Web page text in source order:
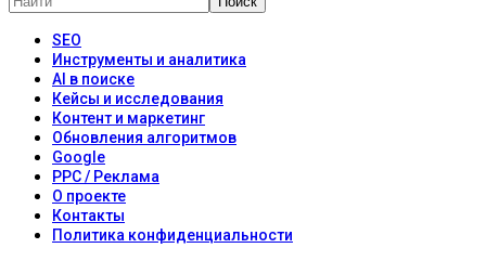
SEO
Инструменты и аналитика
AI в поиске
Кейсы и исследования
Контент и маркетинг
Обновления алгоритмов
Google
PPC / Реклама
О проекте
Контакты
Политика конфиденциальности